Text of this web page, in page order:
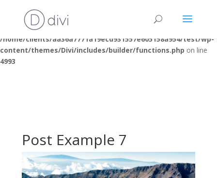
Warning : "continue" targeting switch is equivalent to "break". Did
you mean to use "continue 2"? in
/home/clients/aa36a7771a19ecd931557e605158a954/test/wp-
content/themes/Divi/includes/builder/functions.php on line
4993
Post Example 7